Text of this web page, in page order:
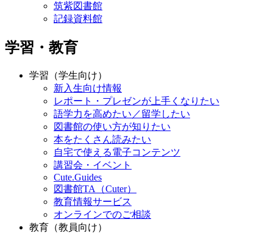
筑紫図書館
記録資料館
学習・教育
学習（学生向け）
新入生向け情報
レポート・プレゼンが上手くなりたい
語学力を高めたい／留学したい
図書館の使い方が知りたい
本をたくさん読みたい
自宅で使える電子コンテンツ
講習会・イベント
Cute.Guides
図書館TA（Cuter）
教育情報サービス
オンラインでのご相談
教育（教員向け）